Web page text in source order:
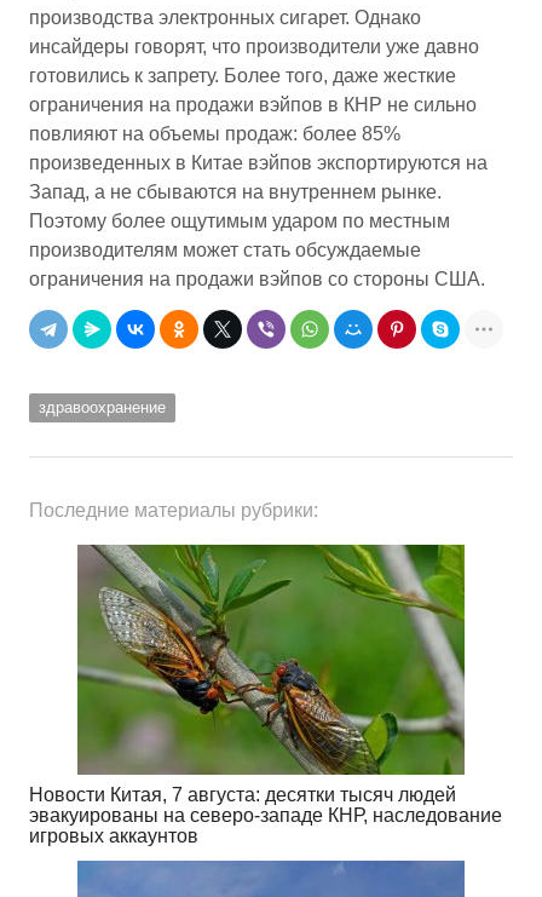
производства электронных сигарет. Однако
инсайдеры говорят, что производители уже давно
готовились к запрету. Более того, даже жесткие
ограничения на продажи вэйпов в КНР не сильно
повлияют на объемы продаж: более 85%
произведенных в Китае вэйпов экспортируются на
Запад, а не сбываются на внутреннем рынке.
Поэтому более ощутимым ударом по местным
производителям может стать обсуждаемые
ограничения на продажи вэйпов со стороны США.
здравоохранение
Последние материалы рубрики:
Новости Китая, 7 августа: десятки тысяч людей
эвакуированы на северо-западе КНР, наследование
игровых аккаунтов